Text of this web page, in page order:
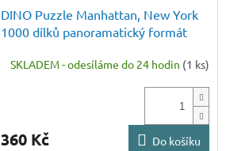
DINO Puzzle Manhattan, New York
1000 dílků panoramatický formát
SKLADEM - odesíláme do 24 hodin (1 ks)
360 Kč Do košíku